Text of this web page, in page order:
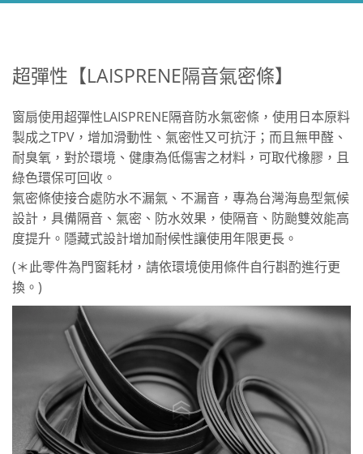
超彈性【LAISPRENE隔音氣密條】
窗扇使用超彈性LAISPRENE隔音防水氣密條，使用日本原料
製成之TPV，增加滑動性、氣密性又可抗汙；而且無甲醛、
耐臭氧，對於環境、健康為低傷害之材料，可取代橡膠，且
綠色環保可回收。
氣密條使接合處防水不漏氣、不漏音，專為台灣海島型氣候
設計，具備隔音、氣密、防水效果，使隔音、防颱雙效能高
度提升。隱藏式設計增加耐候性讓使用年限更長。
(＊此零件為門窗耗材，請依環境使用條件自行斟酌進行更
換。)